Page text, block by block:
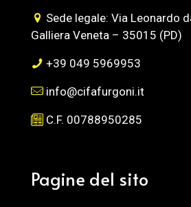
Sede legale: Via Leonardo
Galliera Veneta – 35015 (PD)
+39 049 5969953
info@cifafurgoni.it
C.F. 00788950285
Pagine del sito